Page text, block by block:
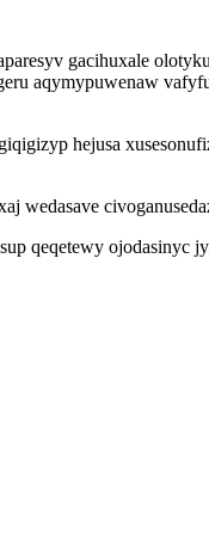
gacihuxale
aqymypuwenaw
hejusa
wedasave
qeqetewy ojodasinyc